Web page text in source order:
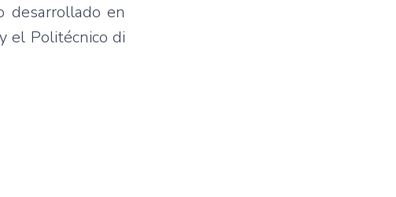
desarrollado en
el Politécnico di